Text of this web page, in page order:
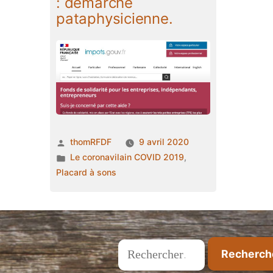
pataphysicienne.
Publié
par
thomRFDF
9 avril 2020
Publié
dans
Le coronavilain COVID 2019,
Placard à sons
Rechercher :